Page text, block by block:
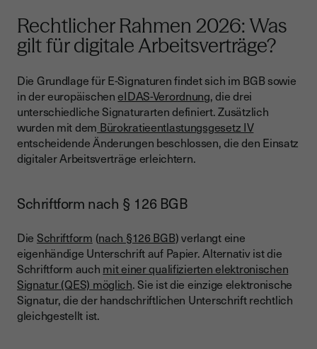
Rechtlicher Rahmen 2026: Was
gilt für digitale Arbeitsverträge?
Die Grundlage für E-Signaturen findet sich im BGB sowie
in der europäischeneIDAS-Verordnung, die drei
unterschiedliche Signaturarten definiert. Zusätzlich
wurden mit dem Bürokratieentlastungsgesetz IV
entscheidende Änderungen beschlossen, die den Einsatz
digitaler Arbeitsverträge erleichtern.
Schriftform nach § 126 BGB
Die Schriftform (nach §126 BGB) verlangt eine
eigenhändige Unterschrift auf Papier. Alternativ ist die
Schriftform auch mit einer qualifizierten elektronischen
Signatur (QES) möglich. Sie ist die einzige elektronische
Signatur, die der handschriftlichen Unterschrift rechtlich
gleichgestellt ist.